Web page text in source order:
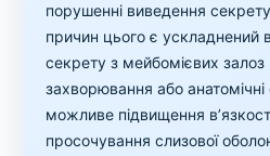
порушенні виведення
причин цього є ускладнений
секрету з мейбомієвих залоз
захворювання або
можливе підвищення
просочування слизової